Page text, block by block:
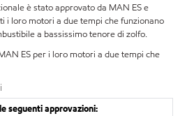
è stato approvato da MAN ES e
i loro motori a due tempi che funzionano
a bassissimo tenore di zolfo.
ES per i loro motori a due tempi che
seguenti approvazioni: